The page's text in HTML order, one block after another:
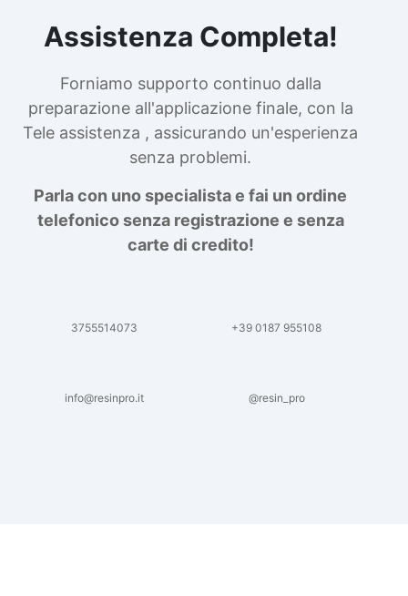
Assistenza Completa!
Forniamo supporto continuo dalla
preparazione all'applicazione finale, con la
Tele assistenza , assicurando un'esperienza
senza problemi.
Parla con uno specialista e fai un ordine
telefonico senza registrazione e senza
carte di credito!
3755514073 +39 0187 955108
info@resinpro.it @resin_pro